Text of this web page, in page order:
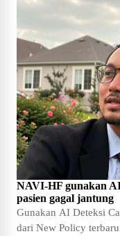
NAVI-HF gunakan
pasien gagal jantung
Gunakan AI Deteksi
dari New Policy